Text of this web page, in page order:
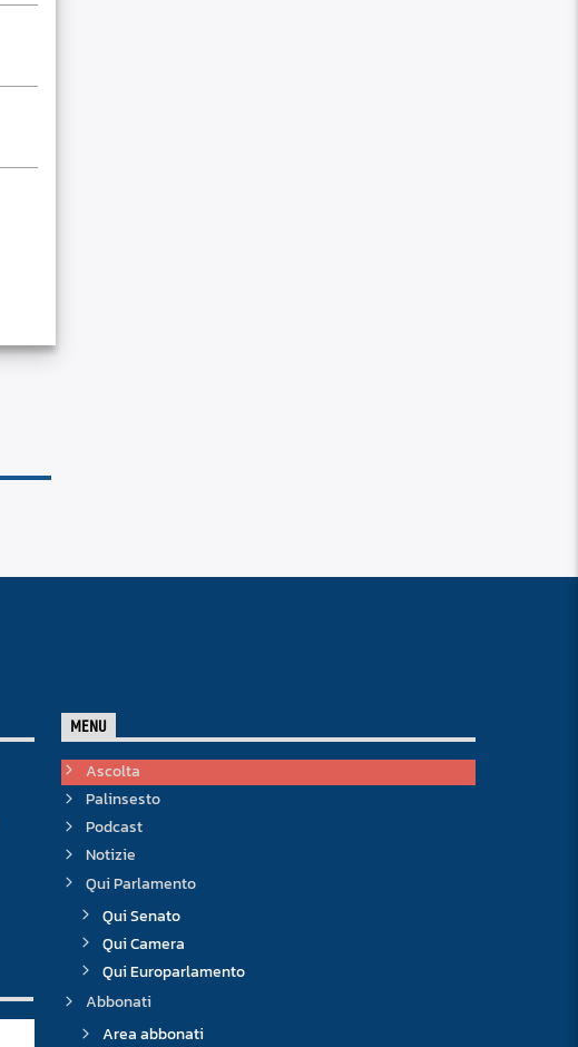
MENU
Ascolta
Palinsesto
Podcast
Notizie
Qui Parlamento
Qui Senato
Qui Camera
Qui Europarlamento
Abbonati
Area abbonati